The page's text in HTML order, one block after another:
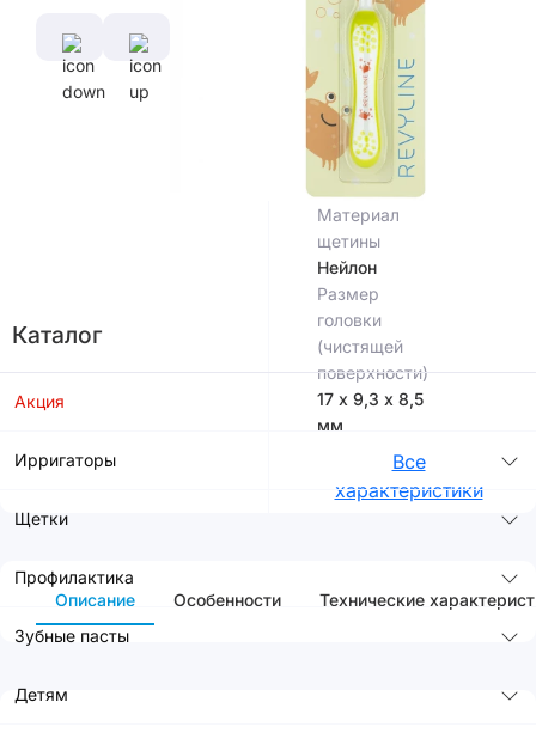
Каталог
Акция
Ирригаторы
Щетки
Профилактика
Зубные пасты
Детям
щетины,
мм
0,1 мм
ручки,
см
12,5
см
Длина
щетины,
мм
8,5 мм
Материал
ручки
Пластик /
Резина
Материал
щетины
Нейлон
Размер
головки
(чистящей
поверхности)
17 х 9,3 х 8,5
мм
Все
характеристики
Описание Особенности Технические